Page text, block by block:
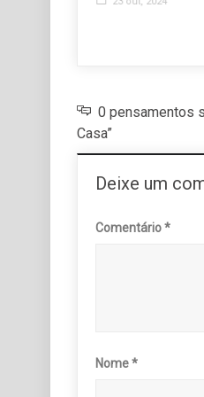
0 pensamentos
Casa”
Deixe um
Comentário*
Nome*